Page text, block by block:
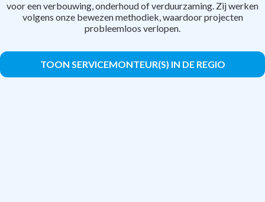
voor een verbouwing, onderhoud of verduurzaming. Zij werken
volgens onze bewezen methodiek, waardoor projecten
probleemloos verlopen.
TOON SERVICEMONTEUR(S) IN DE REGIO